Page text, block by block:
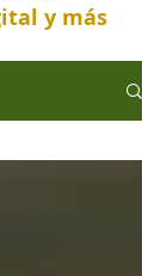
y más